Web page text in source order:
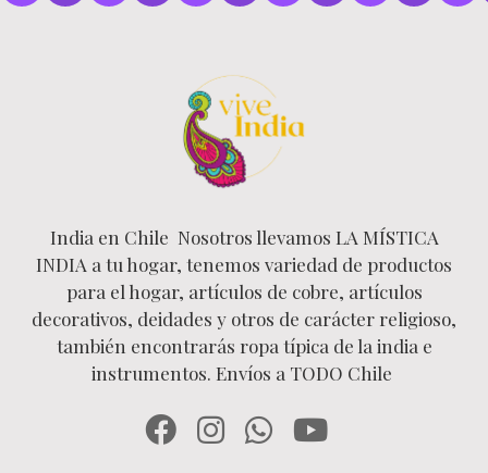
India en Chile Nosotros llevamos LA MÍSTICA
INDIA a tu hogar, tenemos variedad de productos
para el hogar, artículos de cobre, artículos
decorativos, deidades y otros de carácter religioso,
también encontrarás ropa típica de la india e
instrumentos. Envíos a TODO Chile